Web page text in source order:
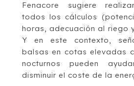
Fenacore sugiere
todos los cálculos
horas, adecuación al riego
Y en este contexto,
balsas en cotas elevadas
nocturnos pueden
disminuir el coste de la